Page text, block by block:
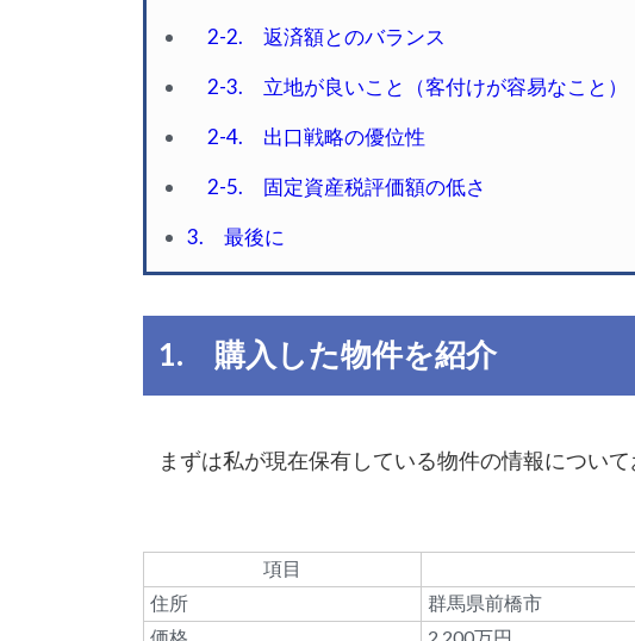
2-2. 返済額とのバランス
2-3. 立地が良いこと（客付けが容易なこと）
2-4. 出口戦略の優位性
2-5. 固定資産税評価額の低さ
3. 最後に
1. 購入した物件を紹介
まずは私が現在保有している物件の情報について
項目
住所
群馬県前橋市
価格
2,200万円